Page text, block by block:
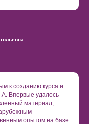
к созданию курса и
Впервые удалось
материал,
опытом на базе